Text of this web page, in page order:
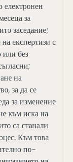
електронен
за
заседание;
експертизи с
или без
на
за да се
за изменение
към иска на
са станали
Към това
по-